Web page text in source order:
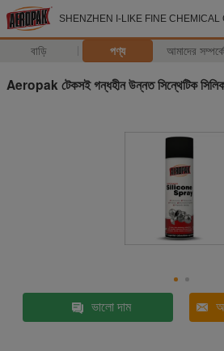
SHENZHEN I-LIKE FINE CHEMICAL
বাড়ি পণ্য আমাদের সম্পর্কে
Aeropak টেকসই গন্ধহীন উন্নত সিন্থেটিক
ভালো দাম